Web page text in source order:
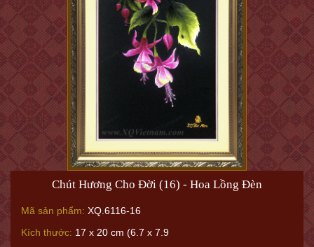
Chút Hương Cho Đời (16) - Hoa Lồng Đèn
Mã sản phẩm: XQ.6116-16
Kích thước: 17 x 20 cm (6.7 x 7.9